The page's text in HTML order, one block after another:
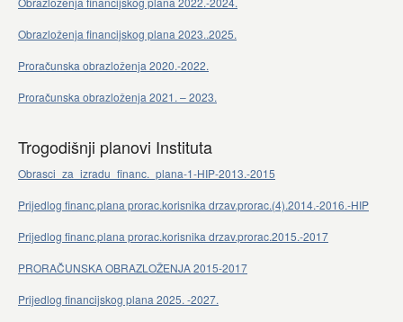
Obrazloženja financijskog plana 2023..2025.
Proračunska obrazloženja 2020.-2022.
Proračunska obrazloženja 2021. – 2023.
Trogodišnji planovi Instituta
Obrasci_za_izradu_financ._plana-1-HIP-2013.-2015
Prijedlog financ.plana prorac.korisnika drzav.prorac.(4).2014.-2016.-HIP
Prijedlog financ.plana prorac.korisnika drzav.prorac.2015.-2017
PRORAČUNSKA OBRAZLOŽENJA 2015-2017
Prijedlog financijskog plana 2025. -2027.